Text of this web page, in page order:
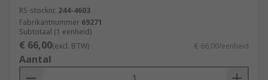
RS-stocknr. 244-4603
Fabrikantnummer 69271
Subtotaal (1 eenheid)
€ 66,00(excl. BTW) € 66,00/eenheid
Aantal